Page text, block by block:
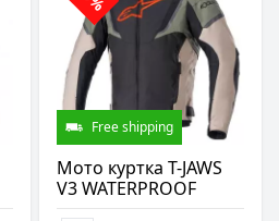
Free shipping
Мото куртка T-JAWS
V3 WATERPROOF